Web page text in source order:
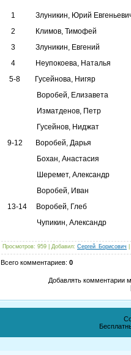
1 Злуникин, Юрий
2 Климов,
3 Злуникин,
4 Неупокоева,
5-8 Гусейнова,
Воробей,
Изматденов,
Гусейнов,
9-12 Воробей,
Бохан,
Шеремет,
Воробей,
13-14 Воробей,
Чупикин,
Просмотров: 959 | Добавил: Сергей_Борисович
Всего комментариев: 0
Добавлять комментарии